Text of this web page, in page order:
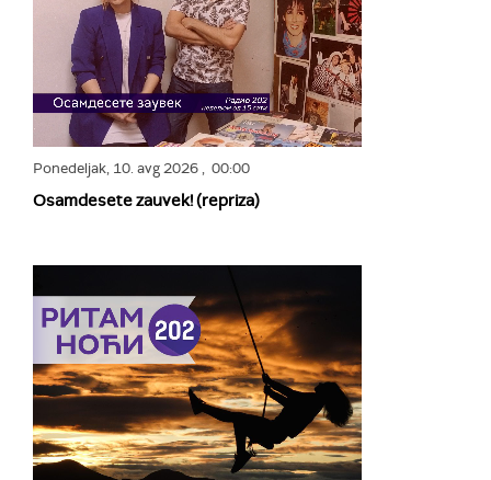
Ponedeljak, 10. avg 2026, 00:00
Osamdesete zauvek! (repriza)